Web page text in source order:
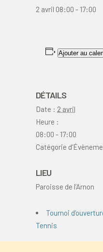
2 avril 08:00 - 17:00
Ajouter au
DÉTAILS
Date : 2 avril
Heure :
08:00 - 17:00
Catégorie
LIEU
Paroisse de l’Arnon
Tournoi
Tennis